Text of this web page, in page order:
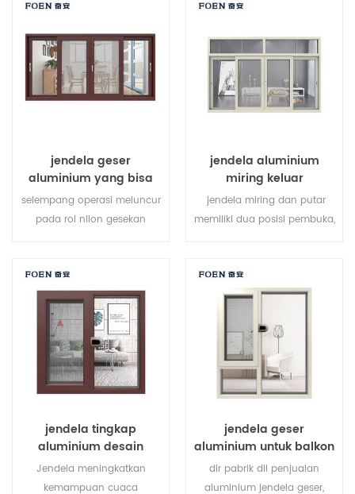
untuk memungkinkan
bawah. karena selempang
tidak terbuka ke luar,
selempang ini adalah pilihan
yang sangat baik untuk
geladak, ini jendela geser
kustomisasi kami
sepenuhnya.
jendela geser
aluminium yang bisa
disesuaikan
selempang operasi meluncur
pada rol nilon gesekan
memberikan aksi pembukaan
dan penutupan yang halus.
sepenuhnya disegel cuaca di
sekitar bingkai untuk
meminimalkan debu dan
intrusi air, jendela geser
dilengkapi ikat pinggang
meningkatkan kekuatan
jendela.
jendela aluminium
miring keluar
jendela miring dan putar
memiliki dua posisi pembuka,
jendela hopper. pembukaan
tingkap dapat
udara maksimum dan
pembersihan mudah, tilt
membuka dapat
memungkinkan udara masuk
jendela tingkap
aluminium desain
jendela terbaru
Jendela meningkatkan
kemampuan cuaca
jendela geser
aluminium untuk balkon
dir pabrik dll penjualan
aluminium jendela geser,